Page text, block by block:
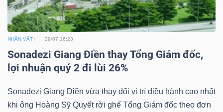
NHÂN VẬT 29/07 16:23
Sonadezi Giang Điền thay Tổng Giám đốc,
lợi nhuận quý 2 đi lùi 26%
Sonadezi Giang Điền vừa thay đổi vị trí điều hành cao nhất
khi ông Hoàng Sỹ Quyết rời ghế Tổng Giám đốc theo đơn